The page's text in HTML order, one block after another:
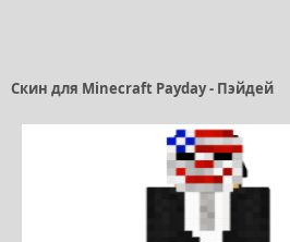
Скин для Minecraft Payday - Пэйдей